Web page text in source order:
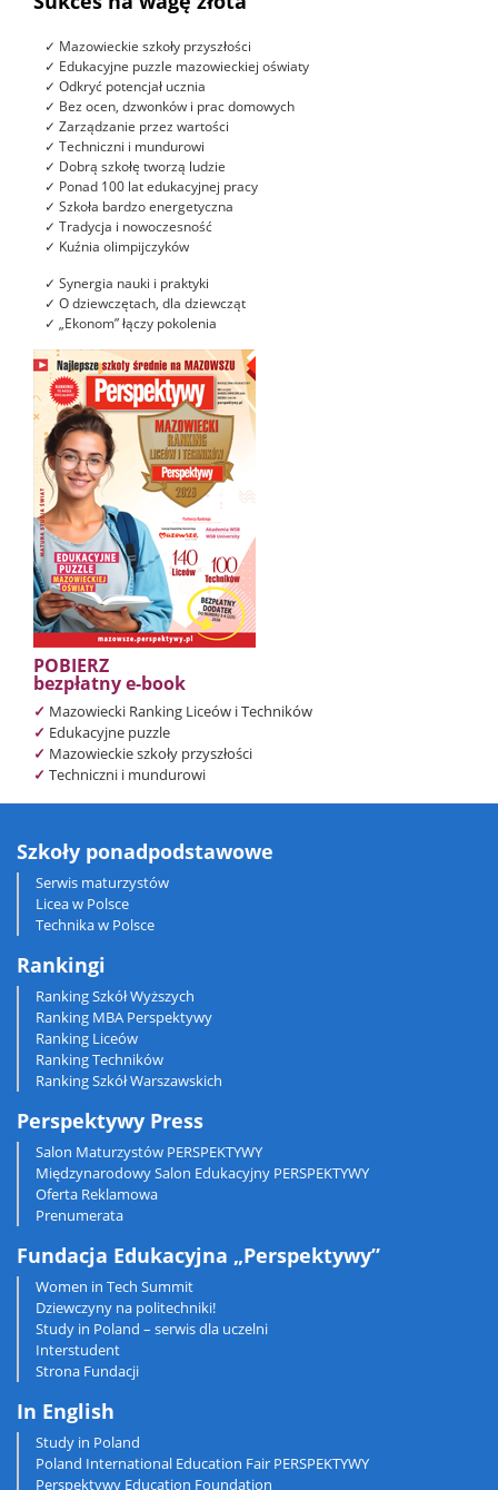
✓ Mazowieckie szkoły przyszłości
✓ Edukacyjne puzzle mazowieckiej oświaty
✓ Odkryć potencjał ucznia
✓ Bez ocen, dzwonków i prac domowych
✓ Zarządzanie przez wartości
✓ Techniczni i mundurowi
✓ Dobrą szkołę tworzą ludzie
✓ Ponad 100 lat edukacyjnej pracy
✓ Szkoła bardzo energetyczna
✓ Tradycja i nowoczesność
✓ Kuźnia olimpijczyków
✓ Synergia nauki i praktyki
✓ O dziewczętach, dla dziewcząt
✓ „Ekonom” łączy pokolenia
POBIERZ
bezpłatny e-book
✓ Mazowiecki Ranking Liceów i Techników
✓ Edukacyjne puzzle
✓ Mazowieckie szkoły przyszłości
✓ Techniczni i mundurowi
Szkoły ponadpodstawowe
Serwis maturzystów
Licea w Polsce
Technika w Polsce
Rankingi
Ranking Szkół Wyższych
Ranking MBA Perspektywy
Ranking Liceów
Ranking Techników
Ranking Szkół Warszawskich
Perspektywy Press
Salon Maturzystów PERSPEKTYWY
Międzynarodowy Salon Edukacyjny PERSPEKTYWY
Oferta Reklamowa
Prenumerata
Fundacja Edukacyjna „Perspektywy”
Women in Tech Summit
Dziewczyny na politechniki!
Study in Poland – serwis dla uczelni
Interstudent
Strona Fundacji
In English
Study in Poland
Poland International Education Fair PERSPEKTYWY
Perspektywy Education Foundation